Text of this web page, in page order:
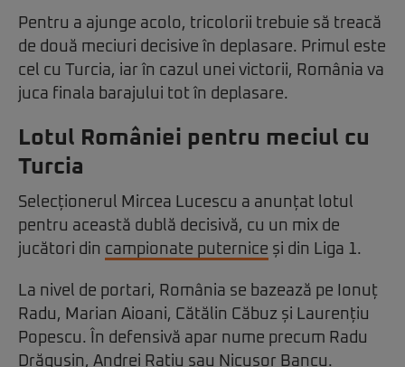
Pentru a ajunge acolo, tricolorii trebuie să treacă
de două meciuri decisive în deplasare. Primul este
cel cu Turcia, iar în cazul unei victorii, România va
juca finala barajului tot în deplasare.
Lotul României pentru meciul cu
Turcia
Selecționerul Mircea Lucescu a anunțat lotul
pentru această dublă decisivă, cu un mix de
jucători din campionate puternice și din Liga 1.
La nivel de portari, România se bazează pe Ionuț
Radu, Marian Aioani, Cătălin Căbuz și Laurențiu
Popescu. În defensivă apar nume precum Radu
Drăgușin, Andrei Rațiu sau Nicușor Bancu.